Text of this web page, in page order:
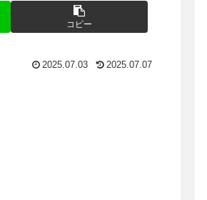
コピー
2025.07.03 2025.07.07